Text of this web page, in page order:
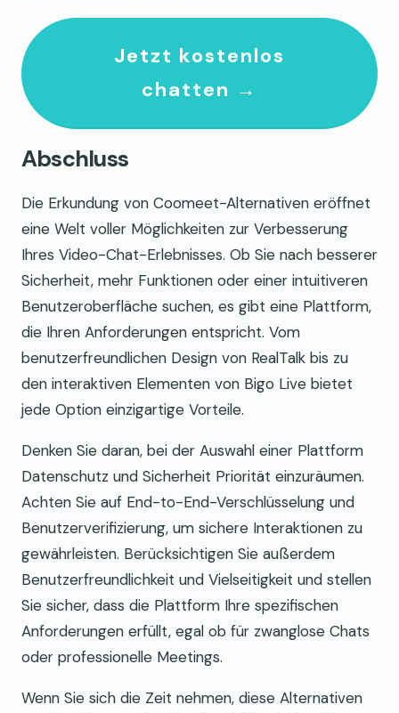
Jetzt kostenlos
chatten →
Abschluss
Die Erkundung von Coomeet-Alternativen eröffnet
eine Welt voller Möglichkeiten zur Verbesserung
Ihres Video-Chat-Erlebnisses. Ob Sie nach besserer
Sicherheit, mehr Funktionen oder einer intuitiveren
Benutzeroberfläche suchen, es gibt eine Plattform,
die Ihren Anforderungen entspricht. Vom
benutzerfreundlichen Design von RealTalk bis zu
den interaktiven Elementen von Bigo Live bietet
jede Option einzigartige Vorteile.
Denken Sie daran, bei der Auswahl einer Plattform
Datenschutz und Sicherheit Priorität einzuräumen.
Achten Sie auf End-to-End-Verschlüsselung und
Benutzerverifizierung, um sichere Interaktionen zu
gewährleisten. Berücksichtigen Sie außerdem
Benutzerfreundlichkeit und Vielseitigkeit und stellen
Sie sicher, dass die Plattform Ihre spezifischen
Anforderungen erfüllt, egal ob für zwanglose Chats
oder professionelle Meetings.
Wenn Sie sich die Zeit nehmen, diese Alternativen